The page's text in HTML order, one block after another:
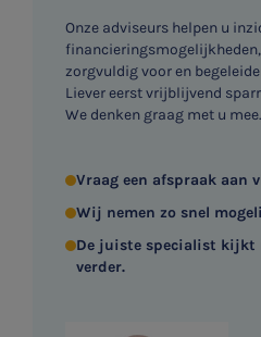
Onze adviseurs helpen u
zorgvuldig voor en
Liever eerst vrijblijvend
We denken graag met u mee.
Vraag een afspraak aan
Wij nemen zo snel
De juiste specialist kijkt
verder.